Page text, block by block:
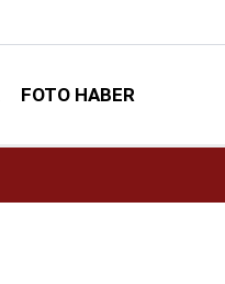
FOTO HABER